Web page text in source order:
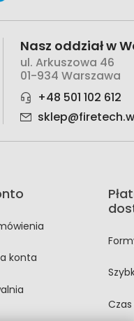
Nasz oddział w
ul. Arkuszowa 46
01-934 Warszawa
+48 501 102 612
konta